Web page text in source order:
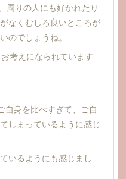
周りの人にも好かれたり
なくむしろ良いところが
のでしょうね。
考えになられています
自身を比べすぎて、ご自
しまっているように感じ
いるようにも感じまし